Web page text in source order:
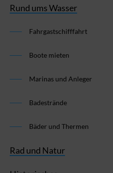
Rund ums Wasser
Fahrgastschifffahrt
Boote mieten
Marinas und Anleger
Badestrände
Bäder und Thermen
Rad und Natur